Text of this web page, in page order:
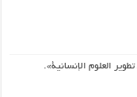
العلوم الإنسانية».